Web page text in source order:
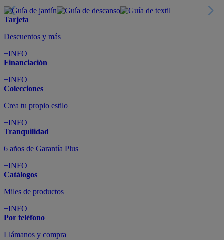
Tarjeta
Descuentos y más
+INFO
Financiación
+INFO
Colecciones
Crea tu propio estilo
+INFO
Tranquilidad
6 años de Garantía Plus
+INFO
Catálogos
Miles de productos
+INFO
Por teléfono
Llámanos y compra